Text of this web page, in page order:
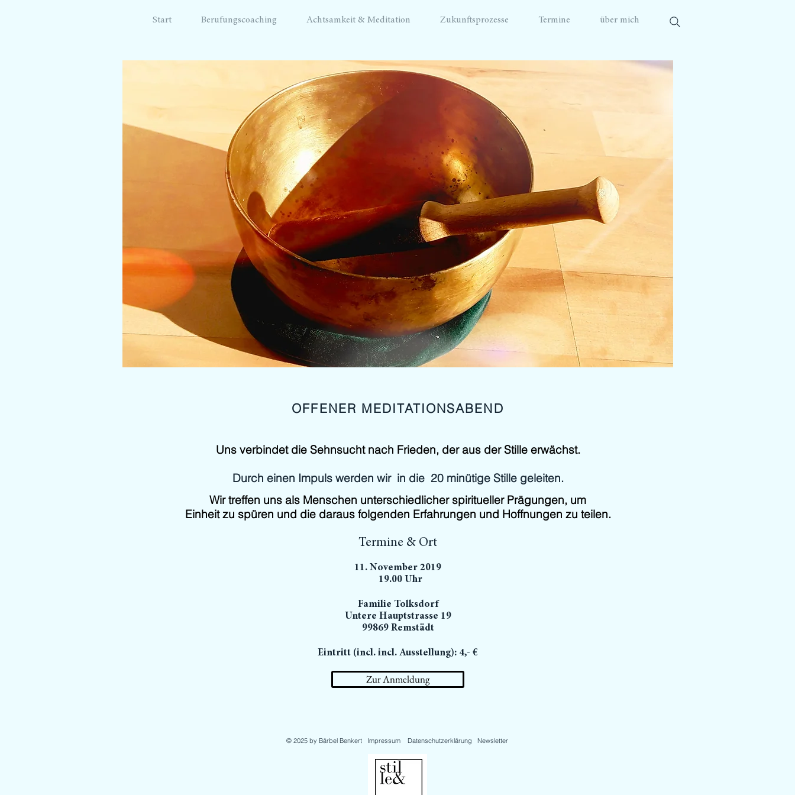
Start Berufungscoaching Achtsamkeit & Meditation Zukunftsprozesse Termine über mich
OFFENER MEDITATIONSABEND
Uns verbindet die Sehnsucht nach Frieden, der aus der Stille erwächst.
Durch einen Impuls werden wir in die 20 minütige Stille geleiten.
Wir treffen uns als Menschen unterschiedlicher spiritueller Prägungen, um
Einheit zu spüren und die daraus folgenden Erfahrungen und Hoffnungen zu teilen.
Termine & Ort
11. November 2019
19.00 Uhr
Familie Tolksdorf
Untere Hauptstrasse 19
99869 Remstädt
Eintritt (incl. incl. Ausstellung): 4,- €
Zur Anmeldung
© 2025 by Bärbel Benkert Impressum Datenschutzerklärung Newsletter